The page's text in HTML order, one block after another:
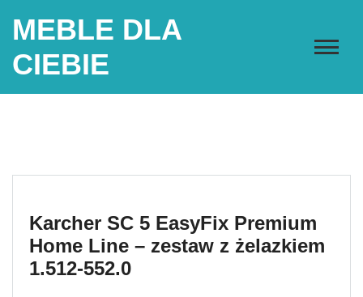
MEBLE DLA
CIEBIE
Karcher SC 5 EasyFix Premium
Home Line – zestaw z żelazkiem
1.512-552.0